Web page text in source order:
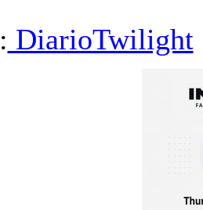
DiarioTwilight